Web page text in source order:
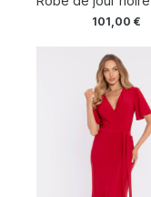
101,00 €